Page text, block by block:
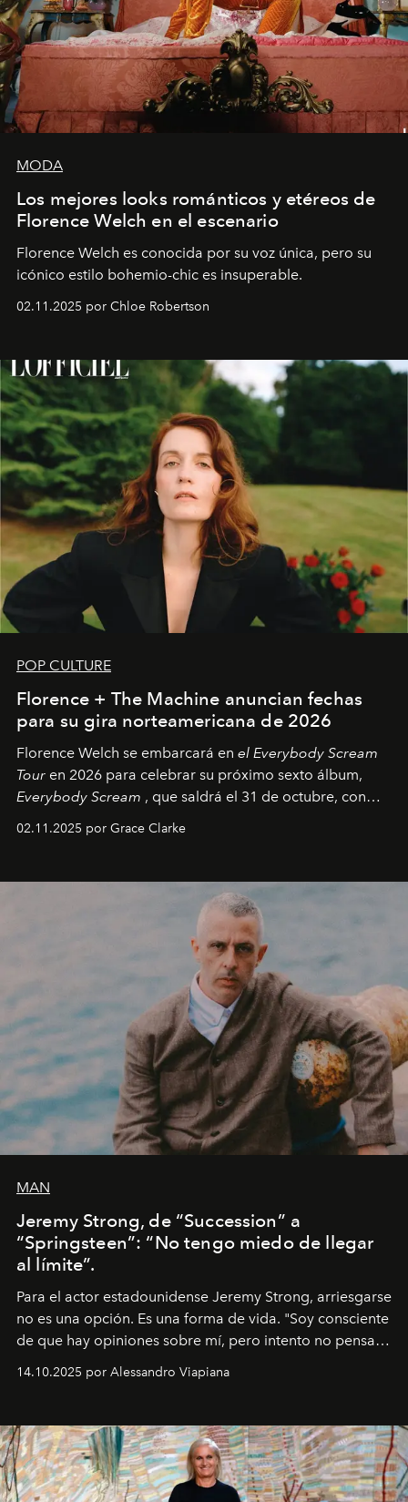
MODA
Los mejores looks románticos y etéreos de
Florence Welch en el escenario
Florence Welch es conocida por su voz única, pero su
icónico estilo bohemio-chic es insuperable.
02.11.2025 por Chloe Robertson
POP CULTURE
Florence + The Machine anuncian fechas
para su gira norteamericana de 2026
Florence Welch se embarcará en el Everybody Scream
Tour en 2026 para celebrar su próximo sexto álbum,
Everybody Scream , que saldrá el 31 de octubre, con
02.11.2025 por Grace Clarke
MAN
Jeremy Strong, de “Succession” a
“Springsteen”: “No tengo miedo de llegar
al límite”.
Para el actor estadounidense Jeremy Strong, arriesgarse
no es una opción. Es una forma de vida. "Soy consciente
de que hay opiniones sobre mí, pero intento no pensar
pérdida de tiempo", afirma.
14.10.2025 por Alessandro Viapiana